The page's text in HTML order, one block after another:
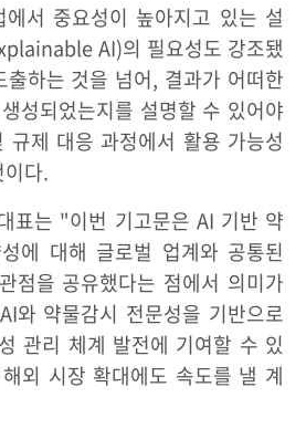
서 중요성이 높아지고 있는 설
AI)의 필요성도 강조됐
하는 것을 넘어, 결과가 어떠한
성되었는지를 설명할 수 있어야
규제 대응 과정에서 활용 가능성
다.
표는 "이번 기고문은 AI 기반 약
에 대해 글로벌 업계와 공통된
점을 공유했다는 점에서 의미가
와 약물감시 전문성을 기반으로
관리 체계 발전에 기여할 수 있
외 시장 확대에도 속도를 낼 계